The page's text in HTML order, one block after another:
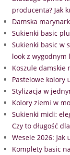
producenta? Jak
Damska
Sukienki basic
Sukienki basic w
look z wygodnym
Koszule damskie
Pastelowe kolory
Stylizacja w
Kolory ziemi w
Sukienki midi:
Czy to długość
Wesele 2026: Jak
Komplety basic